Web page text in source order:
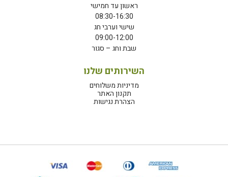
ראשון עד חמישי
08:30-16:30
שישי וערבי חג
09:00-12:00
שבת וחג – סגור
השירותים שלנו
מדיניות משלוחים
תקנון האתר
הצהרת נגישות